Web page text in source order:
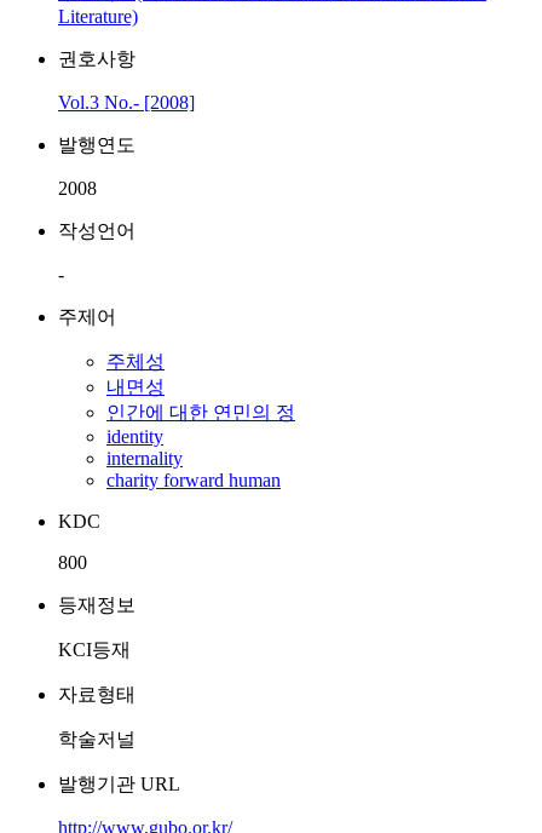
Literature)
권호사항
Vol.3 No.- [2008]
발행연도
2008
작성언어
-
주제어
주체성
내면성
인간에 대한 연민의 정
identity
internality
charity forward human
KDC
800
등재정보
KCI등재
자료형태
학술저널
발행기관 URL
http://www.gubo.or.kr/